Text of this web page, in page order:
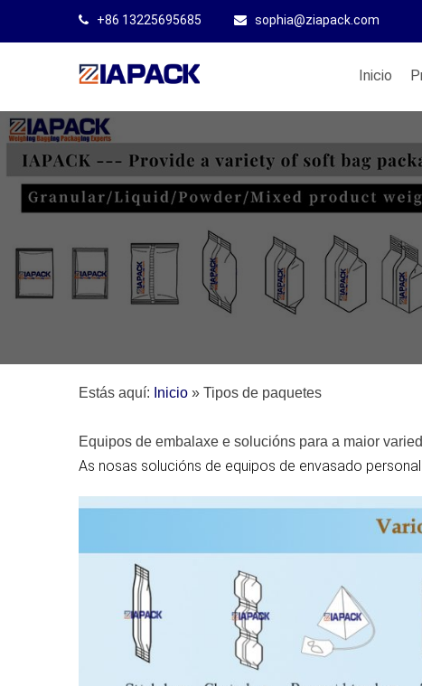
+86 13225695685 sophia@ziapack.com
Inicio
Estás aquí: Inicio » Tipos de paquetes
Equipos de embalaxe e solucións para a maior
As nosas solucións de equipos de envasado